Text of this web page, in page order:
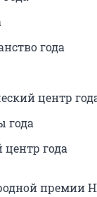
года
центр
года
года
премии